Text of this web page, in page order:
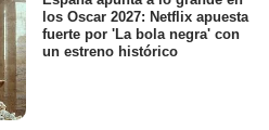
los Oscar 2027: Netflix apuesta
fuerte por 'La bola negra' con
un estreno histórico